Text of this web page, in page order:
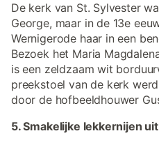
De kerk van St. Sylvester
George, maar in de 13e
Wernigerode haar in een
Bezoek het Maria
is een zeldzaam wit
preekstoel van de kerk
door de hofbeeldhouwer
5. Smakelijke lekkernijen